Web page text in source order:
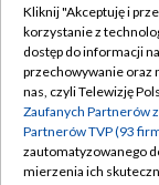
Abonament
Emisja w TVP
Centrum
Naziemna
Kliknij "Akceptuję i
korzystanie z
dostęp do informacji
przechowywanie oraz
nas, czyli Telewizję
Zaufanych Partnerów
Partnerów TVP (93
zautomatyzowanego
mierzenia ich